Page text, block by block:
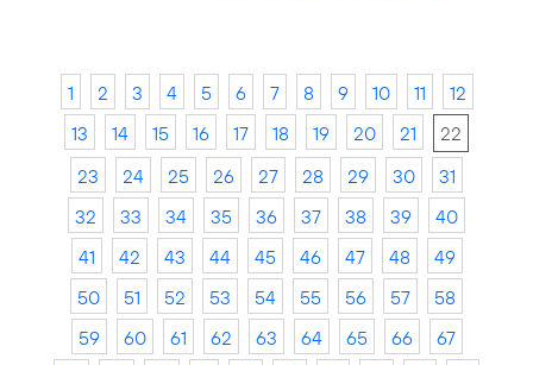
1 2 3 4 5 6 7 8 9 10 11
12
13
14 15 16 17 18 19 20 21
22
23
24 25 26 27 28 29 30
31
32
33 34 35 36 37 38 39
40
41
42 43 44 45 46 47 48
49
50
51 52 53 54 55 56 57
58
59
60 61 62 63 64 65 66
67